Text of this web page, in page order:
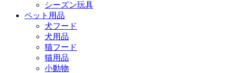
シーズン玩具
ペット用品
犬フード
犬用品
猫フード
猫用品
小動物